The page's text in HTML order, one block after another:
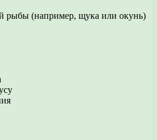
рыбы (например, щука или окунь)